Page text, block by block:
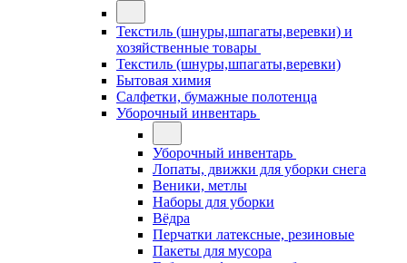
Текстиль (шнуры,шпагаты,веревки) и
хозяйственные товары
Текстиль (шнуры,шпагаты,веревки)
Бытовая химия
Салфетки, бумажные полотенца
Уборочный инвентарь
Уборочный инвентарь
Лопаты, движки для уборки снега
Веники, метлы
Наборы для уборки
Вёдра
Перчатки латексные, резиновые
Пакеты для мусора